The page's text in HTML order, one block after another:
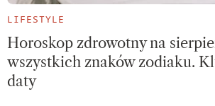
LIFESTYLE
Horoskop zdrowotny na
wszystkich znaków zodiaku.
daty